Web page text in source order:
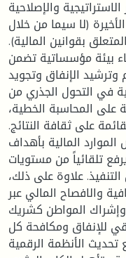
والإصلاحية
(لا سيما من خلال
بقوانين المالية).
بيئة مؤسساتية تضمن
وترشيد الإنفاق وتجويد
في التحول الجذري من
على المحاسبة الخطية،
على ثقافة النتائج.
المالية بأهداف
تلقائياً من مستويات
علاوة على ذلك،
والافصاح المالي عبر
وإشراك المواطن كشريك
للإنفاق ومكافحة كل
تحديث الأنظمة الرقمية